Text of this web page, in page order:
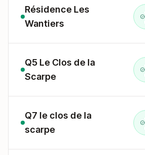
Résidence Les
Wantiers
Q5 Le Clos de la
Scarpe
Q7 le clos de la
scarpe